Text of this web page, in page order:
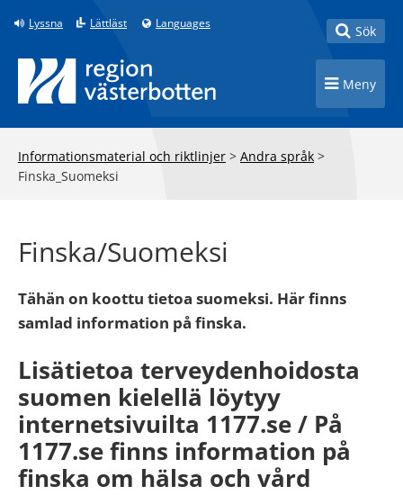
Till innehåll på sidan
Lyssna Lättläst Languages Toggle
Sök
Toggle
Meny
Informationsmaterial och riktlinjer > Andra språk >
Finska_Suomeksi
Finska/Suomeksi
Tähän on koottu tietoa suomeksi. Här finns
samlad information på finska.
Lisätietoa terveydenhoidosta
suomen kielellä löytyy
internetsivuilta 1177.se / På
1177.se finns information på
finska om hälsa och vård